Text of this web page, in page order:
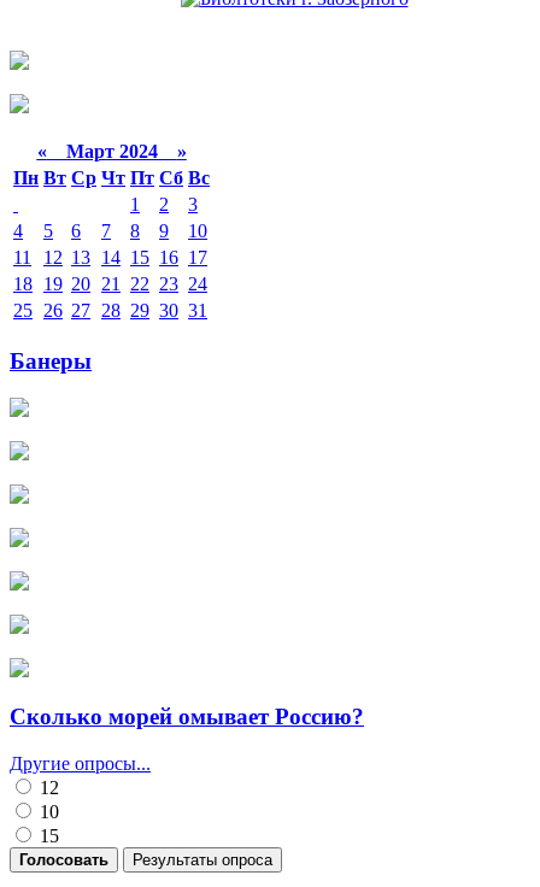
«Март 2024 »
Пн Вт Ср Чт Пт Сб Вс
1
2
3
4
5 6 7 8 9
10
11
12 13 14 15 16 17
18 19 20 21 22 23 24
25 26 27 28 29 30 31
Банеры
Сколько морей омывает Россию?
Другие опросы...
12
10
15
Голосовать Результаты опроса